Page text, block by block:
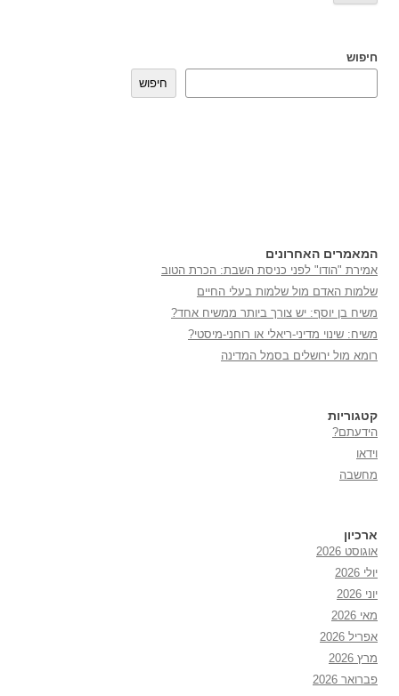
חיפוש
חיפוש
המאמרים האחרונים
אמירת "הודו" לפני כניסת השבת: הכרת הטוב
שלמות האדם מול שלמות בעלי החיים
משיח בן יוסף: יש צורך ביותר ממשיח אחד?
משיח: שינוי מדיני-ריאלי או רוחני-מיסטי?
רומא מול ירושלים בסמל המדינה
קטגוריות
הידעתם?
וידאו
מחשבה
ארכיון
אוגוסט 2026
יולי 2026
יוני 2026
מאי 2026
אפריל 2026
מרץ 2026
פברואר 2026